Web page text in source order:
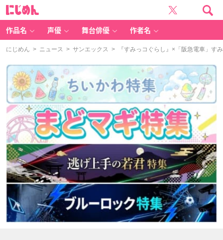
作品名 声優 舞台俳優 作者名
にじめん > ニュース > サンエックス > 『すみっコぐらし』×「阪急電車」す